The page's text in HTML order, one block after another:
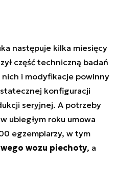
następuje kilka miesięcy
część techniczną badań
i modyfikacje powinny
konfiguracji
seryjnej. A potrzeby
ubiegłym roku umowa
egzemplarzy, w tym
wozu piechoty, a